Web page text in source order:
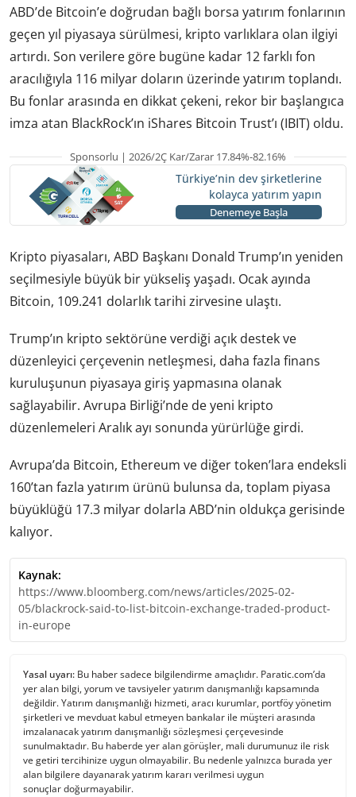
ABD’de Bitcoin’e doğrudan bağlı borsa yatırım fonlarının
geçen yıl piyasaya sürülmesi, kripto varlıklara olan ilgiyi
artırdı. Son verilere göre bugüne kadar 12 farklı fon
aracılığıyla 116 milyar doların üzerinde yatırım toplandı.
Bu fonlar arasında en dikkat çekeni, rekor bir başlangıca
imza atan BlackRock’ın iShares Bitcoin Trust’ı (IBIT) oldu.
Sponsorlu | 2026/2Ç Kar/Zarar 17.84%-82.16%
Türkiye’nin dev şirketlerine
kolayca yatırım yapın
Denemeye Başla
Kripto piyasaları, ABD Başkanı Donald Trump’ın yeniden
seçilmesiyle büyük bir yükseliş yaşadı. Ocak ayında
Bitcoin, 109.241 dolarlık tarihi zirvesine ulaştı.
Trump’ın kripto sektörüne verdiği açık destek ve
düzenleyici çerçevenin netleşmesi, daha fazla finans
kuruluşunun piyasaya giriş yapmasına olanak
sağlayabilir. Avrupa Birliği’nde de yeni kripto
düzenlemeleri Aralık ayı sonunda yürürlüğe girdi.
Avrupa’da Bitcoin, Ethereum ve diğer token’lara endeksli
160’tan fazla yatırım ürünü bulunsa da, toplam piyasa
büyüklüğü 17.3 milyar dolarla ABD’nin oldukça gerisinde
kalıyor.
Kaynak:
https://www.bloomberg.com/news/articles/2025-02-
05/blackrock-said-to-list-bitcoin-exchange-traded-product-
in-europe
Yasal uyarı: Bu haber sadece bilgilendirme amaçlıdır. Paratic.com’da
yer alan bilgi, yorum ve tavsiyeler yatırım danışmanlığı kapsamında
değildir. Yatırım danışmanlığı hizmeti, aracı kurumlar, portföy yönetim
şirketleri ve mevduat kabul etmeyen bankalar ile müşteri arasında
imzalanacak yatırım danışmanlığı sözleşmesi çerçevesinde
sunulmaktadır. Bu haberde yer alan görüşler, mali durumunuz ile risk
ve getiri tercihinize uygun olmayabilir. Bu nedenle yalnızca burada yer
alan bilgilere dayanarak yatırım kararı verilmesi uygun
sonuçlar doğurmayabilir.